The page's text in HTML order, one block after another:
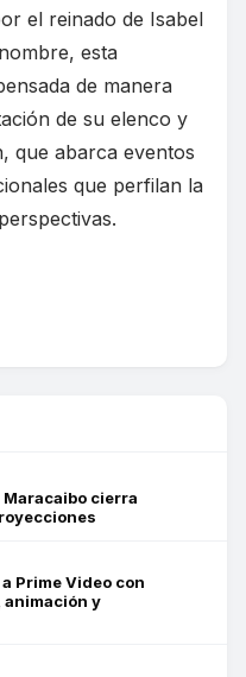
el reinado de Isabel
esta
de manera
de su elenco y
que abarca eventos
que perfilan la
cierra
Prime Video con
animación y